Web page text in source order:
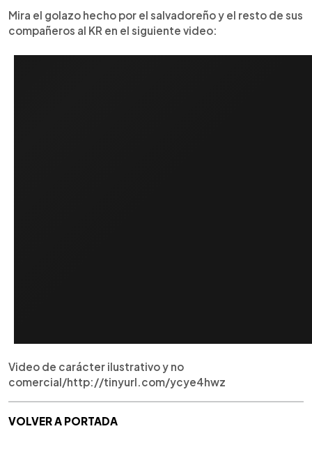
Mira el golazo hecho por el salvadoreño y el resto de sus
compañeros al KR en el siguiente video:
Video de carácter ilustrativo y no
comercial/http://tinyurl.com/ycye4hwz
VOLVER A PORTADA